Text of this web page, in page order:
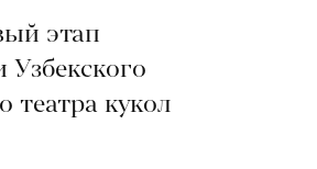
этап
Узбекского
театра кукол